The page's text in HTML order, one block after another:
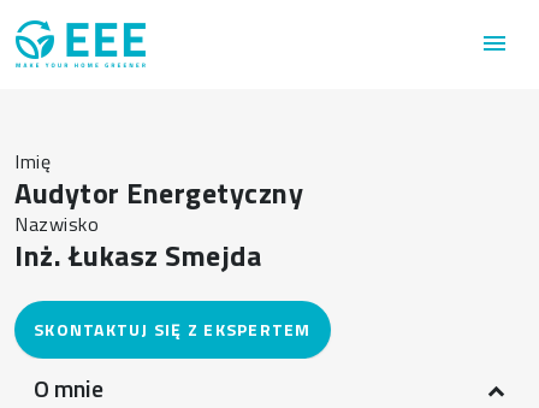
Przejdź do treści
menu
Imię
Audytor Energetyczny
Nazwisko
Inż. Łukasz Smejda
O mnie